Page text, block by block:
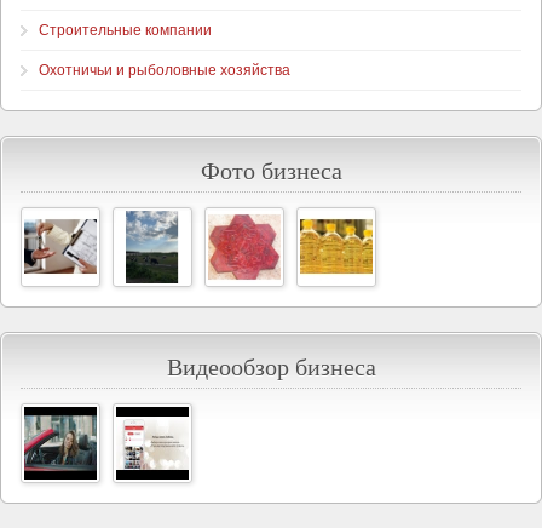
Строительные компании
Охотничьи и рыболовные хозяйства
Фото бизнеса
Видеообзор бизнеса